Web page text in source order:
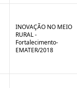
INOVAÇÃO NO MEIO
RURAL -
Fortalecimento-
EMATER/2018